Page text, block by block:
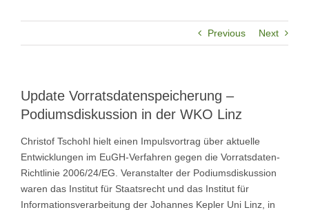
Previous Next
Update Vorratsdatenspeicherung –
Podiumsdiskussion in der WKO Linz
Christof Tschohl hielt einen Impulsvortrag über aktuelle
Entwicklungen im EuGH-Verfahren gegen die Vorratsdaten-
Richtlinie 2006/24/EG. Veranstalter der Podiumsdiskussion
waren das Institut für Staatsrecht und das Institut für
Informationsverarbeitung der Johannes Kepler Uni Linz, in